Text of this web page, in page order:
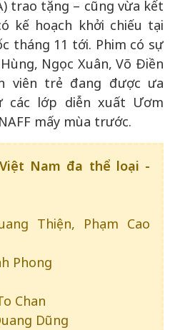
trao tặng – cũng vừa kết
kế hoạch khởi chiếu tại
tháng 11 tới. Phim có sự
Ngọc Xuân, Võ Điền
viên trẻ đang được ưa
các lớp diễn xuất Ươm
mấy mùa trước.
Nam đa thể loại -
Thiện, Phạm Cao
Phong
Chan
Dũng